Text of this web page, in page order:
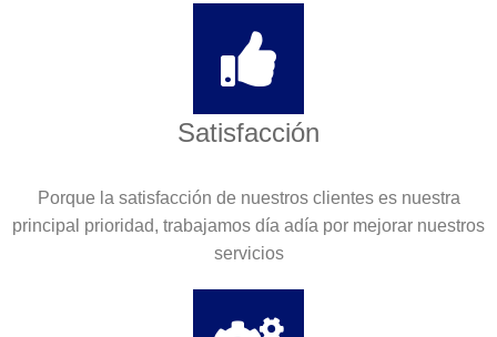
Satisfacción
Porque la satisfacción de nuestros clientes es nuestra
principal prioridad, trabajamos día adía por mejorar nuestros
servicios